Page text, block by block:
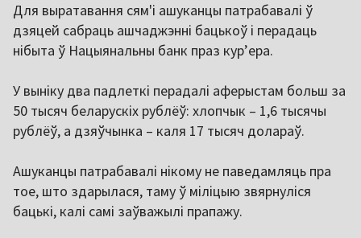
Для выратавання сям'і ашуканцы патрабавалі ў
дзяцей сабраць ашчаджэнні бацькоў і перадаць
нібыта ў Нацыянальны банк праз курʼера.
У выніку два падлеткі перадалі аферыстам больш за
50 тысяч беларускіх рублёў: хлопчык – 1,6 тысячы
рублёў, а дзяўчынка – каля 17 тысяч долараў.
Ашуканцы патрабавалі нікому не паведамляць пра
тое, што здарылася, таму ў міліцыю звярнуліся
бацькі, калі самі заўважылі прапажу.